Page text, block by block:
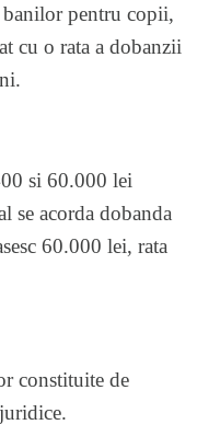
banilor pentru copii,
cu o rata a dobanzii
si 60.000 lei
se acorda dobanda
60.000 lei, rata
constituite de